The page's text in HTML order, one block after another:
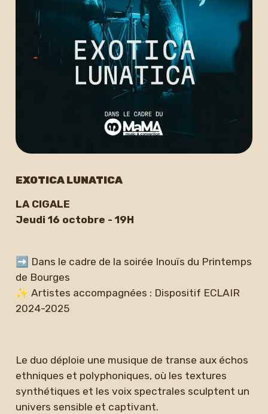
EXOTICA LUNATICA
LA CIGALE
Jeudi 16 octobre - 19H
➡ Dans le cadre de la soirée Inouïs du Printemps
de Bourges
✨ Artistes accompagnées : Dispositif ECLAIR
2024-2025
Le duo déploie une musique de transe aux échos
ethniques et polyphoniques, où les textures
synthétiques et les voix spectrales sculptent un
univers sensible et captivant.